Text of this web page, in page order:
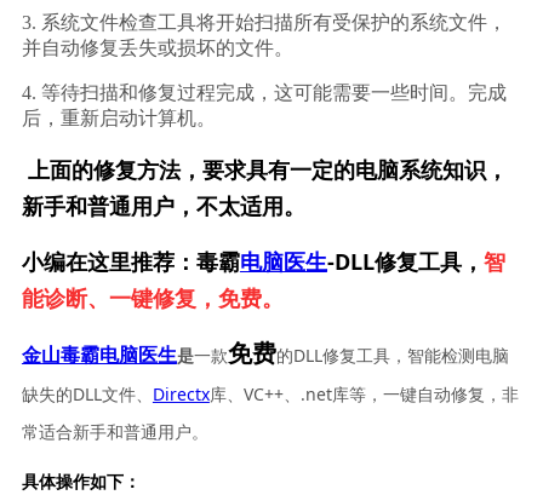
3. 系统文件检查工具将开始扫描所有受保护的系统文件，
并自动修复丢失或损坏的文件。
4. 等待扫描和修复过程完成，这可能需要一些时间。完成
后，重新启动计算机。
上面的修复方法，要求具有一定的电脑系统知识，
新手和普通用户，不太适用。
小编在这里推荐：毒霸电脑医生-DLL修复工具， 智
能诊断、一键修复，免费。
金山毒霸电脑医生是一款免费的DLL修复工具，智能检测电脑
缺失的DLL文件、 Directx库、VC++、.net库等，一键自动修复，非
常适合新手和普通用户。
具体操作如下：